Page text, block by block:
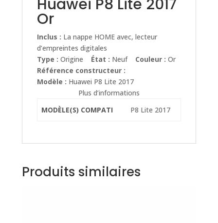
Huawei P8 Lite 2017
Or
Inclus : La nappe HOME avec, lecteur
d’empreintes digitales
Type : Origine État : Neuf Couleur : Or
Référence constructeur :
Modèle : Huawei P8 Lite 2017
Plus d’informations
MODÈLE(S) COMPATI
P8 Lite 2017
Produits similaires